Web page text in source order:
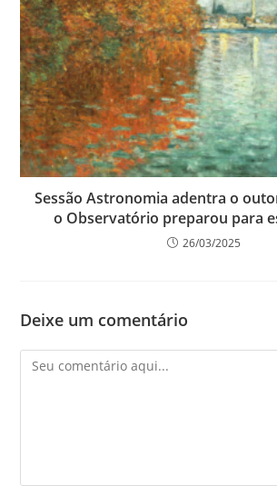
Sessão Astronomia adentra o
o Observatório preparou para
26/03/2025
Deixe um comentário